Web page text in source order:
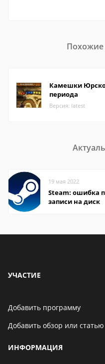
Камешки
периода
Версия: latest
19 мая 2022
Steam: ошибка
записи на диск
УЧАСТИЕ
Добавить программу
Добавить обзор или статью
ИНФОРМАЦИЯ